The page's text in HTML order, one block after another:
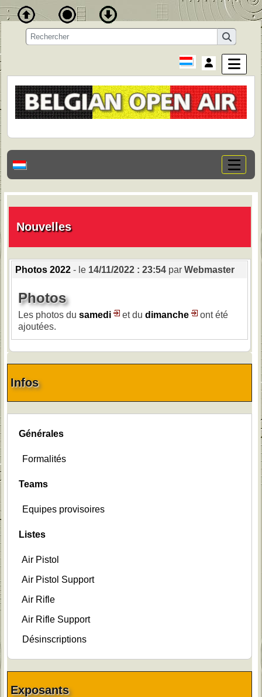
Infos
Générales
Formalités
Teams
Equipes provisoires
Listes
Air Pistol
Air Pistol Support
Air Rifle
Air Rifle Support
Désinscriptions
Exposants
Nouvelles
Photos 2022 - le 14/11/2022 : 23:54par Webmaster
Photos
Les photos du samedi et du dimanche
ont été
ajoutées.